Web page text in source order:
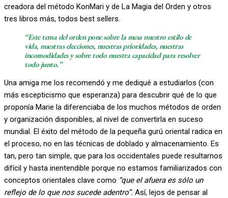
creadora del método KonMari y de La Magia del Orden y otros
tres libros más, todos best sellers.
“Este tema del orden pone sobre la mesa nuestro estilo de
vida, nuestras elecciones, nuestras prioridades, nuestras
incomodidades y sobre todo nuestra capacidad para resolver
todo junto.”
Una amiga me los recomendó y me dediqué a estudiarlos (con
más escepticismo que esperanza) para descubrir qué de lo que
proponía Marie la diferenciaba de los muchos métodos de orden
y organización disponibles, al nivel de convertirla en suceso
mundial. El éxito del método de la pequeña gurú oriental radica en
el proceso, no en las técnicas de doblado y almacenamiento. Es
tan, pero tan simple, que para los occidentales puede resultarnos
difícil y hasta inentendible porque no estamos familiarizados con
conceptos orientales clave como “que el afuera es sólo un
reflejo de lo que nos sucede adentro”. Así, lejos de pensar al